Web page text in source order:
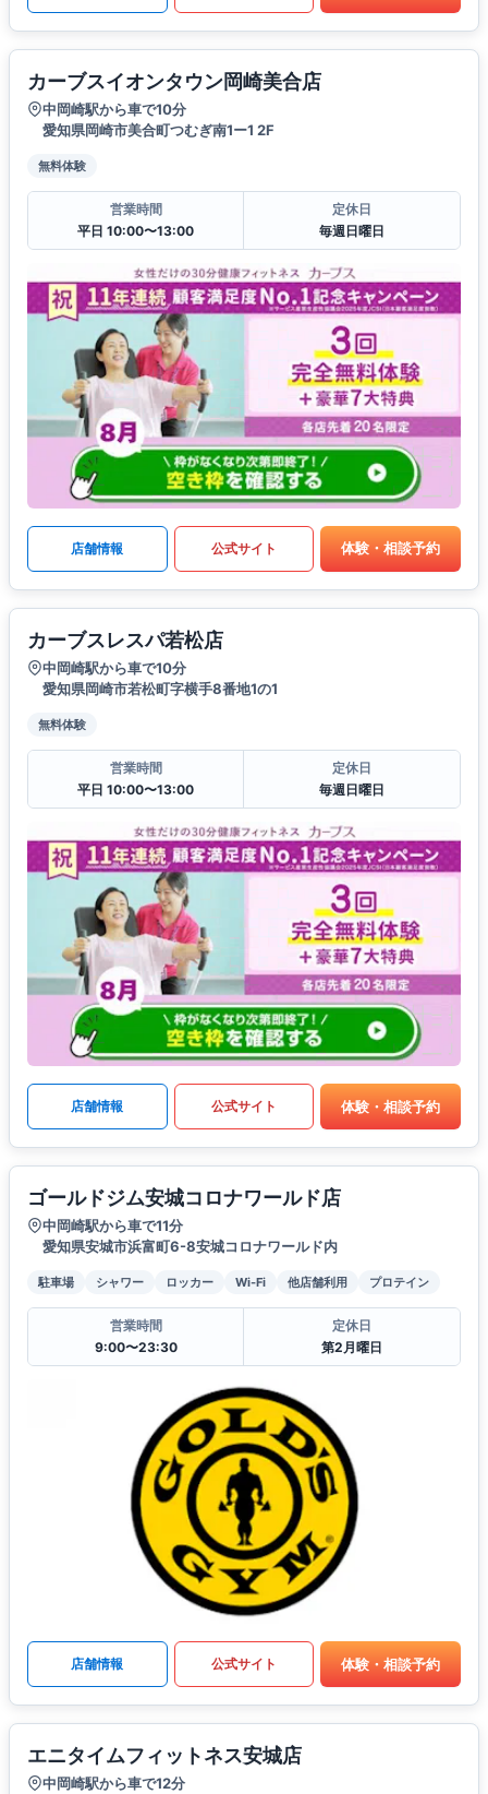
カーブスイオンタウン岡崎美合店
中岡崎駅から車で10分
愛知県岡崎市美合町つむぎ南1ー1 2F
無料体験
営業時間
平日 10:00〜13:00
定休日
毎週日曜日
店舗情報 公式サイト 体験・相談予約
カーブスレスパ若松店
中岡崎駅から車で10分
愛知県岡崎市若松町字横手8番地1の1
無料体験
営業時間
平日 10:00〜13:00
定休日
毎週日曜日
店舗情報 公式サイト 体験・相談予約
ゴールドジム安城コロナワールド店
中岡崎駅から車で11分
愛知県安城市浜富町6-8安城コロナワールド内
駐車場 シャワー ロッカー Wi-Fi 他店舗利用 プロテイン
営業時間
9:00〜23:30
定休日
第2月曜日
店舗情報 公式サイト 体験・相談予約
エニタイムフィットネス安城店
中岡崎駅から車で12分